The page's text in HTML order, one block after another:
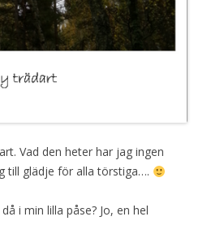
Vad den heter har jag ingen
till glädje för alla törstiga….
i min lilla påse? Jo, en hel